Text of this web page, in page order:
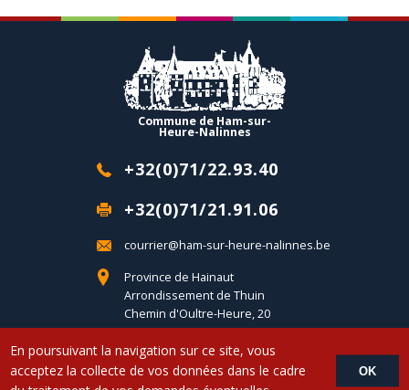
Commune de Ham-sur-
Heure-Nalinnes
+32(0)71/22.93.40
+32(0)71/21.91.06
courrier@ham-sur-heure-nalinnes.be
Province de Hainaut
Arrondissement de Thuin
Chemin d'Oultre-Heure, 20
B-6120 Ham-sur-Heure
Copyright © 2017 Commune d'Ham-sur-Heure-Nalinnes - Developed by
En poursuivant la navigation sur ce site, vous
acceptez la collecte de vos données dans le cadre
OK